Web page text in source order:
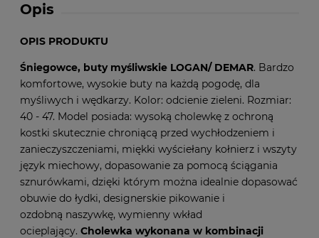
Opis
OPIS PRODUKTU
Śniegowce, buty myśliwskie LOGAN/ DEMAR. Bardzo
komfortowe, wysokie buty na każdą pogodę, dla
myśliwych i wędkarzy. Kolor: odcienie zieleni. Rozmiar:
40 - 47. Model posiada: wysoką cholewkę z ochroną
kostki skutecznie chroniącą przed wychłodzeniem i
zanieczyszczeniami, miękki wyściełany kołnierz i wszyty
język miechowy, dopasowanie za pomocą ściągania
sznurówkami, dzięki którym można idealnie dopasować
obuwie do łydki, designerskie pikowanie i
ozdobną naszywkę, wymienny wkład
ocieplający. Cholewka wykonana w kombinacji